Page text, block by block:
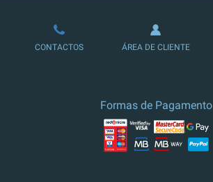
LOJA DE ASSINATURAS
CONTACTOS ÁREA DE CLIENTE
Formas de Pagamento